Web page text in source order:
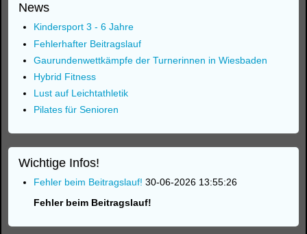
News
Kindersport 3 - 6 Jahre
Fehlerhafter Beitragslauf
Gaurundenwettkämpfe der Turnerinnen in Wiesbaden
Hybrid Fitness
Lust auf Leichtathletik
Pilates für Senioren
Wichtige Infos!
Fehler beim Beitragslauf! 30-06-2026 13:55:26
Fehler beim Beitragslauf!